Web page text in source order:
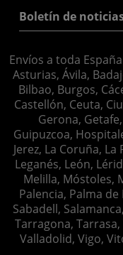
Boletín de
Envíos a toda
Asturias, Ávila,
Bilbao, Burgos,
Castellón, Ceuta,
Gerona,
Guipuzcoa,
Jerez, La Coruña,
Leganés, León,
Melilla, Móstoles,
Palencia, Palma
Sabadell,
Tarragona,
Valladolid, Vigo,